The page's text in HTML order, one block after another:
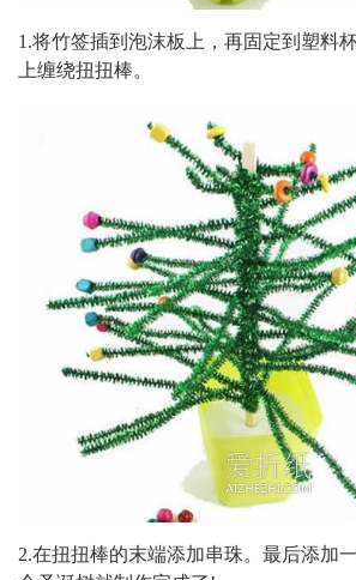
1.将竹签插到泡沫板上，再固定到塑料
上缠绕扭扭棒。
2.在扭扭棒的末端添加串珠。最后添加